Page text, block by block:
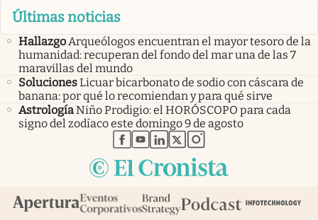
Últimas noticias
HallazgoArqueólogos encuentran el mayor tesoro de la
humanidad: recuperan del fondo del mar una de las 7
maravillas del mundo
SolucionesLicuar bicarbonato de sodio con cáscara de
banana: por qué lo recomiendan y para qué sirve
AstrologíaNiño Prodigio: el HORÓSCOPO para cada
signo del zodíaco este domingo 9 de agosto
abre en nueva pestaña
abre en nueva pestaña
abre en nueva pestaña
abre en nueva pestaña
abre en nueva pestaña